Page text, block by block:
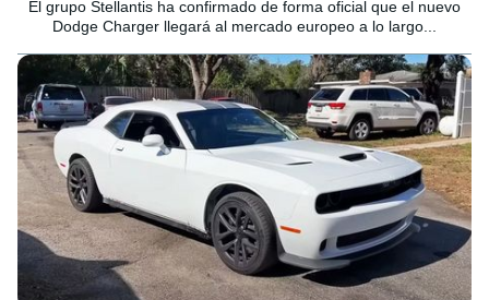
El grupo Stellantis ha confirmado de forma oficial que el nuevo
Dodge Charger llegará al mercado europeo a lo largo...